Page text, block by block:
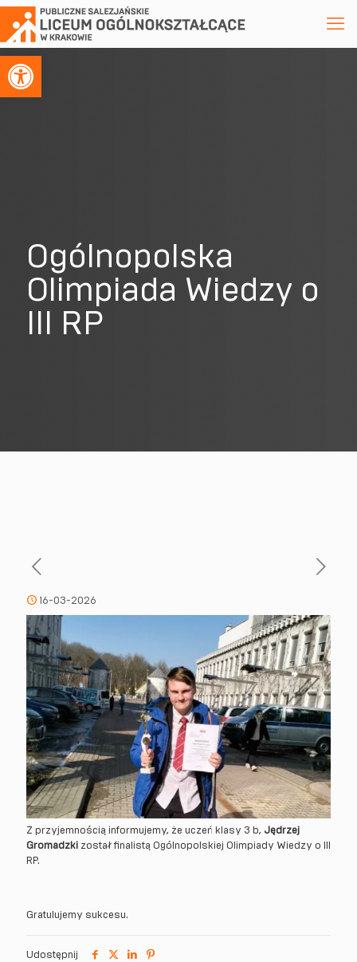
Otwórz pasek narzędzi
Ogólnopolska
Olimpiada Wiedzy o
III RP
16-03-2026
Z przyjemnością informujemy, że uczeń klasy 3 b, Jędrzej
Gromadzki został finalistą Ogólnopolskiej Olimpiady Wiedzy o III
RP.
Gratulujemy sukcesu.
Udostępnij